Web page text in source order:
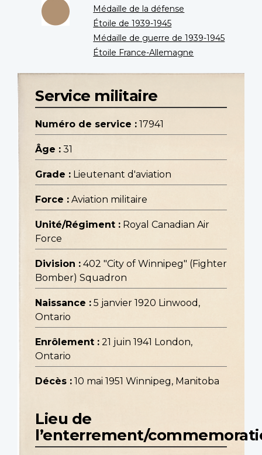
Médaille de la défense
Étoile de 1939-1945
Médaille de guerre de 1939-1945
Étoile France-Allemagne
Service militaire
Numéro de service : 17941
Âge : 31
Grade : Lieutenant d'aviation
Force : Aviation militaire
Unité/Régiment : Royal Canadian Air
Force
Division : 402 "City of Winnipeg" (Fighter
Bomber) Squadron
Naissance : 5 janvier 1920 Linwood,
Ontario
Enrôlement : 21 juin 1941 London,
Ontario
Décès : 10 mai 1951 Winnipeg, Manitoba
Lieu de
l’enterrement/